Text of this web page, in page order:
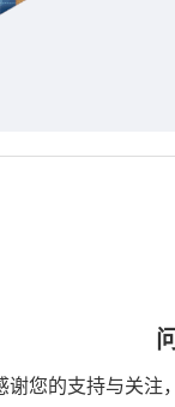
谢您的支持与关注